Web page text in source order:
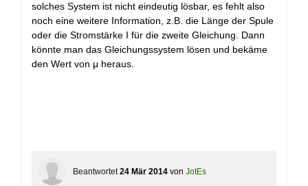
solches System ist nicht eindeutig lösbar, es fehlt also
noch eine weitere Information, z.B. die Länge der Spule
oder die Stromstärke I für die zweite Gleichung. Dann
könnte man das Gleichungssystem lösen und bekäme
den Wert von μ heraus.
Beantwortet 24 Mär 2014 von JotEs